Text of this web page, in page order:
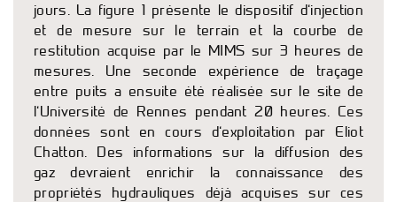
jours. La figure 1 présente le dispositif d’injection
et de mesure sur le terrain et la courbe de
restitution acquise par le MIMS sur 3 heures de
mesures. Une seconde expérience de traçage
entre puits a ensuite été réalisée sur le site de
l’Université de Rennes pendant 20 heures. Ces
données sont en cours d’exploitation par Eliot
Chatton. Des informations sur la diffusion des
gaz devraient enrichir la connaissance des
propriétés hydrauliques déjà acquises sur ces